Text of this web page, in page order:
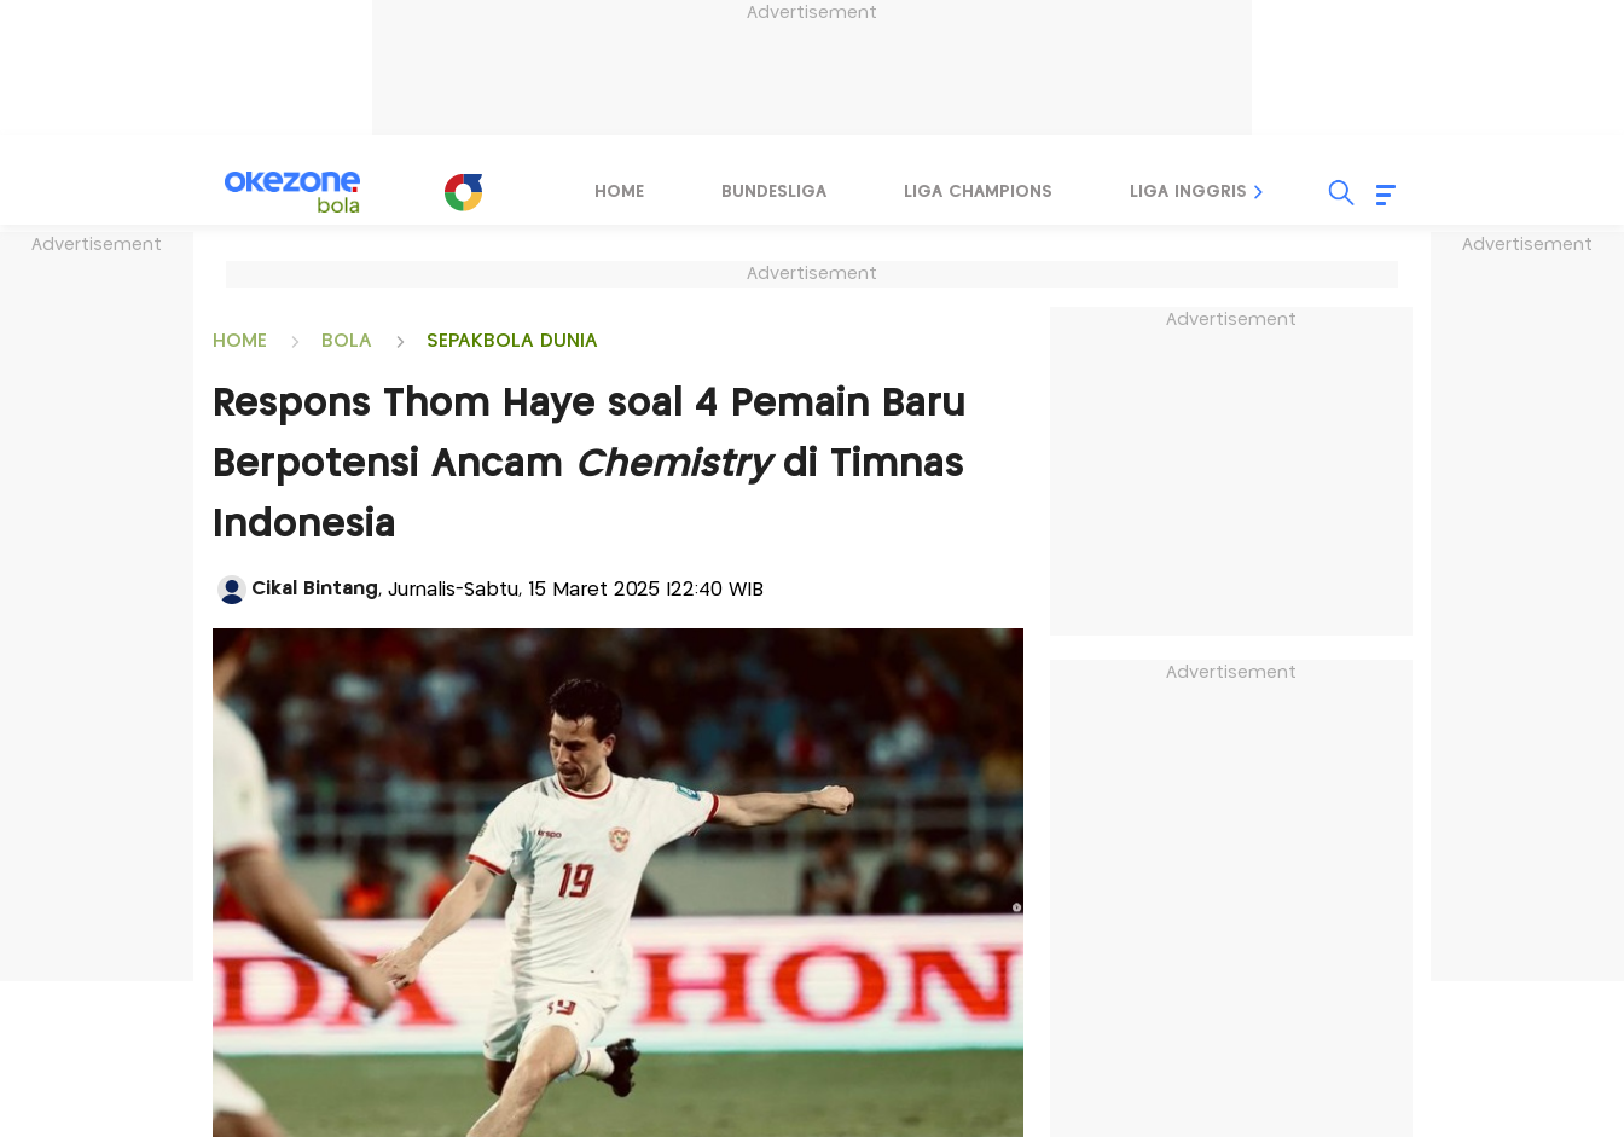
Advertisement
Advertisement Advertisement
HOME BUNDESLIGA LIGA CHAMPIONS LIGA INGGRIS LIGA ITALIA
Advertisement
HOME BOLA SEPAKBOLA DUNIA
Respons Thom Haye soal 4 Pemain Baru
Berpotensi Ancam Chemistrydi Timnas
Indonesia
Cikal Bintang, Jurnalis-Sabtu, 15 Maret 2025 |22:40 WIB
Advertisement
Advertisement